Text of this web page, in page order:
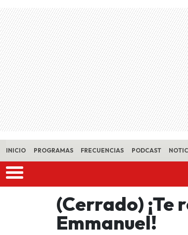
Skip to main content
INICIO PROGRAMAS FRECUENCIAS PODCAST
(Cerrado)
Emmanuel!